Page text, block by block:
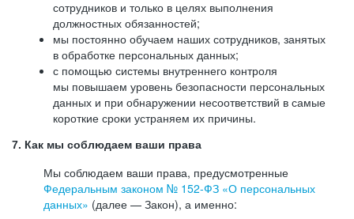
сотрудников и только в целях выполнения
должностных обязанностей;
мы постоянно обучаем наших сотрудников, занятых
в обработке персональных данных;
с помощью системы внутреннего контроля
мы повышаем уровень безопасности персональных
данных и при обнаружении несоответствий в самые
короткие сроки устраняем их причины.
7. Как мы соблюдаем ваши права
Мы соблюдаем ваши права, предусмотренные
Федеральным законом № 152-ФЗ «О персональных
данных» (далее — Закон), а именно: